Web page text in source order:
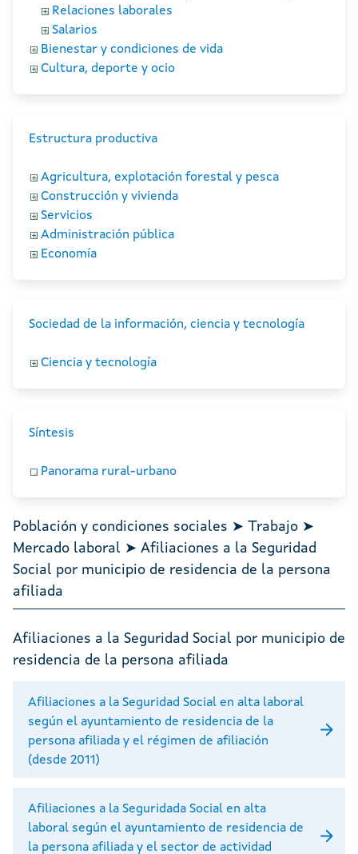
Relaciones laborales
Salarios
Bienestar y condiciones de vida
Cultura, deporte y ocio
Estructura productiva
Agricultura, explotación forestal y pesca
Construcción y vivienda
Servicios
Administración pública
Economía
Sociedad de la información, ciencia y tecnología
Ciencia y tecnología
Síntesis
Panorama rural-urbano
Población y condiciones sociales ➤ Trabajo ➤
Mercado laboral ➤ Afiliaciones a la Seguridad
Social por municipio de residencia de la persona
afiliada
Afiliaciones a la Seguridad Social por municipio de
residencia de la persona afiliada
Afiliaciones a la Seguridad Social en alta laboral
según el ayuntamiento de residencia de la
persona afiliada y el régimen de afiliación
(desde 2011)
Afiliaciones a la Seguridada Social en alta
laboral según el ayuntamiento de residencia de
la persona afiliada y el sector de actividad